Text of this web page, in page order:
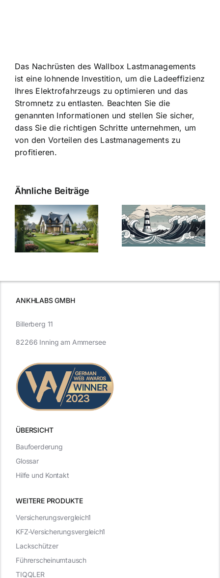
Das Nachrüsten des Wallbox Lastmanagements
ist eine lohnende Investition, um die Ladeeffizienz
Ihres Elektrofahrzeugs zu optimieren und das
Stromnetz zu entlasten. Beachten Sie die
genannten Informationen und stellen Sie sicher,
dass Sie die richtigen Schritte unternehmen, um
von den Vorteilen des Lastmanagements zu
profitieren.
Ähnliche Beiträge
Bauzinsen im
Sturm: Die
aktuelle
Entwicklung
Die Evolution
der
Bauzinsen: Ein
Blick in die
ANKHLABS GMBH
ÜBERSICHT
WEITERE PRODUKTE
Versicherungsvergleich1
KFZ-Versicherungsvergleich1
Lackschützer
Führerscheinumtausch
TIQQLER
Billerberg 11
82266 Inning am Ammersee
Baufoerderung
Glossar
Hilfe und Kontakt